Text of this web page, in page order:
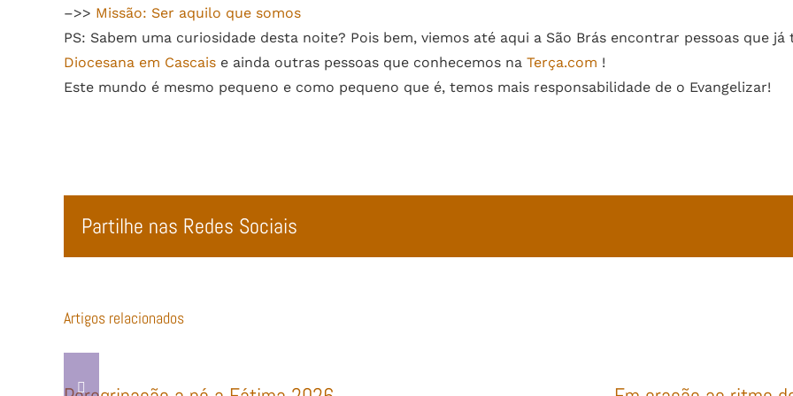
–>> Missão: Ser aquilo que somos
PS: Sabem uma curiosidade desta noite? Pois bem, viemos até aqui a São Brás encontrar pessoas que
Diocesana em Cascais e ainda outras pessoas que conhecemos na Terça.com !
Este mundo é mesmo pequeno e como pequeno que é, temos mais responsabilidade de o Evangelizar!
Partilhe nas Redes Sociais
Artigos relacionados